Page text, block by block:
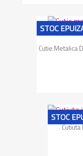
Cutie Metalica
STOC
STOC